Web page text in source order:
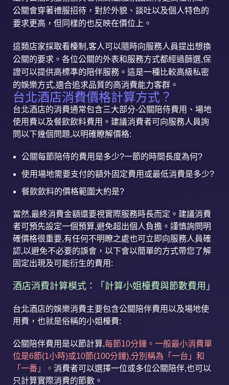
公關會穿著禮服招待，對於外貌、談吐以及個人特色的
要求更高，但同樣的也反映在價位上。
這類店家採取看檯制,客人可以隨時向服務人員提出想換
公關的要求。各位公關的外表和服務方式都經過篩選,保
證可以提供高標準的陪伴服務。這是一種比較高級私密
的娛樂方式,適合追求品質的高消費能力客群。
台北酒店消費價格計算方式？
台北酒店的消費通常包含三大部分-公關陪侍費用、場地
使用費以及餐飲飲料費用。建議消費者可向服務人員詢
問以下幾個問題,以明確瞭解價格:
公關每節陪侍的費用是多少?一節的時間長度為何?
使用場地需要支付的額外固定費用或最低消費是多少?
餐飲飲料的價格範圍大約是?
當然,最終消費金額還要視實際服務時長而定。建議消費
者可預先設定一個預算,避免超出個人負擔。謹慎詢問明
確價格很重要,有任何不明瞭之處也可立即向服務人員確
認,以避免不必要的誤會，以下會以簡單的方式帶您了解
固定出現及可能衍生的費用:
酒店消費計算模式：「計算小姐檯費與節數費用」
台北酒店的娛樂消費主要包含公關陪伴費用以及場地使
用費，也就是俗稱的小姐檯費:
公關陪伴費用是以節計算,每節10分鐘。一般最小消費單
位是6節(1小時)或10節(100分鐘),分別稱為「一台」和
「一番」。消費者可以選擇一位或多位公關陪伴,也可以
只計算實際消費的節數。